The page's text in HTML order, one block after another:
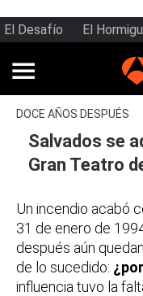
El Desafío El
DOCE AÑOS DESPUÉS
Salvados se
Gran Teatro
Un incendio acabó
31 de enero de
después aún
de lo sucedido:
influencia tuvo la